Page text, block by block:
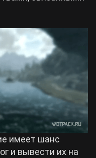
имеет шанс
и вывести их на